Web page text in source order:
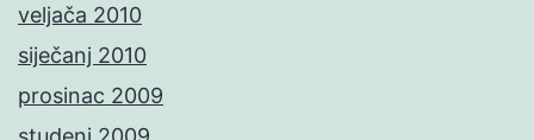
veljača 2010
siječanj 2010
prosinac 2009